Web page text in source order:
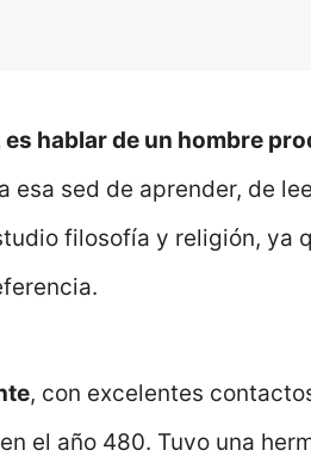
es hablar de un hombre
esa sed de aprender, de
filosofía y religión, ya
, con excelentes
el año 480. Tuvo una